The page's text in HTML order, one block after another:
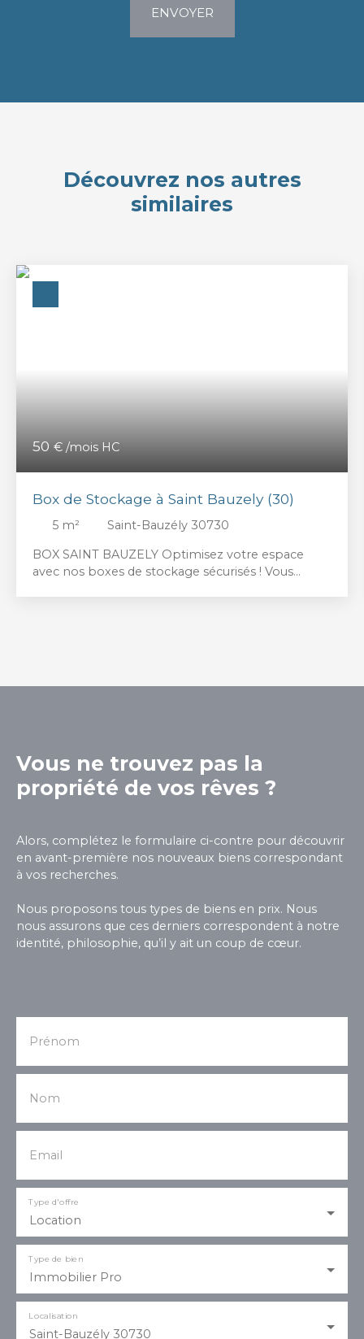
ENVOYER
Découvrez nos autres
similaires
50 € /mois HC
Box de Stockage à Saint Bauzely (30)
5 m²
Saint-Bauzély 30730
BOX SAINT BAUZELY Optimisez votre espace
avec nos boxes de stockage sécurisés ! Vous
surfaces selon vos besoins. Accessibilité : accès
personnels, nos boxes sont conçus pour
répondre à toutes vos attentes.
Vous ne trouvez pas la
propriété de vos rêves ?
Alors, complétez le formulaire ci-contre pour découvrir
en avant-première nos nouveaux biens correspondant
à vos recherches.
Nous proposons tous types de biens en prix. Nous
nous assurons que ces derniers correspondent à notre
identité, philosophie, qu’il y ait un coup de cœur.
Prénom
Nom
Email
Location
Type d'offre
Immobilier Pro
Type de bien
Saint-Bauzély 30730
Localisation